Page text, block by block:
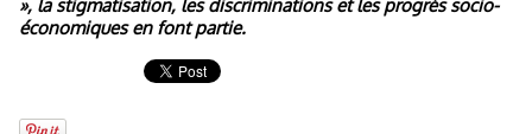
», la stigmatisation, les discriminations et les progrès socio-
économiques en font partie.